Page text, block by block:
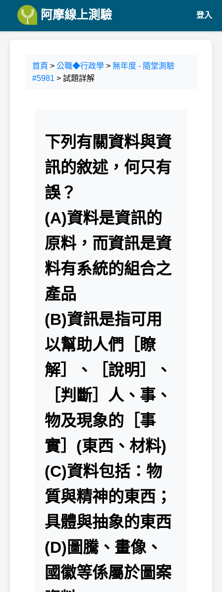
阿摩線上測驗 登入
首頁 > 公職◆行政學 > 無年度 - 隨堂測驗
#5981 > 試題詳解
下列有關資料與資
訊的敘述，何只有
誤？
(A)資料是資訊的
原料，而資訊是資
料有系統的組合之
產品
(B)資訊是指可用
以幫助人們［瞭
解］、［說明］、
［判斷］人、事、
物及現象的［事
實］(東西、材料)
(C)資料包括：物
質與精神的東西；
具體與抽象的東西
(D)圖騰、畫像、
國徽等係屬於圖案